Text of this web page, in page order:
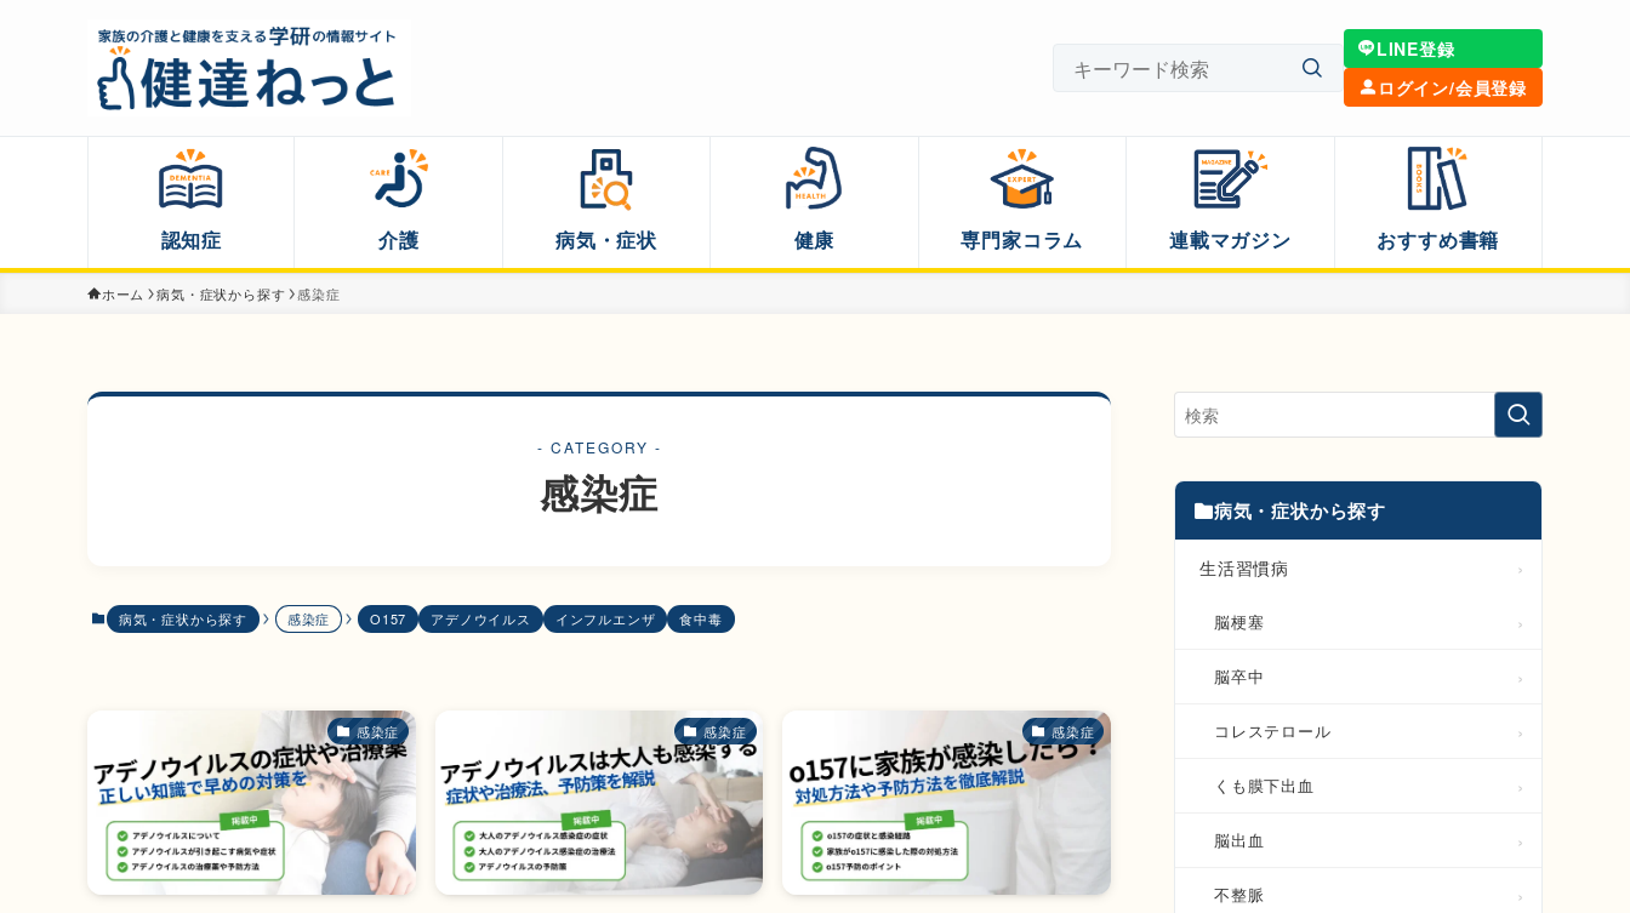
LINE登録
ログイン/会員登録
認知症 介護 病気・症状 健康 専門家コラム 連載マガジン おすすめ書籍
ホーム 病気・症状から探す 感染症
- CATEGORY -
感染症
病気・症状から探す 感染症 O157 アデノウイルス インフルエンザ 食中毒
感染症 感染症 感染症
病気・症状から探す
生活習慣病
脳梗塞
脳卒中
コレステロール
くも膜下出血
脳出血
不整脈